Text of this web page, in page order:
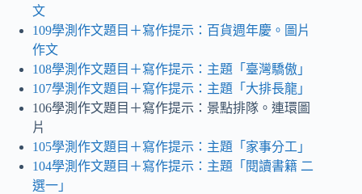
文
109學測作文題目＋寫作提示：百貨週年慶 。 圖片
作文
108學測作文題目＋寫作提示：主題「臺灣驕傲」
107學測作文題目＋寫作提示：主題「大排長龍」
106學測作文題目＋寫作提示：景點排隊。連環圖
片
105學測作文題目＋寫作提示：主題「家事分工」
104學測作文題目＋寫作提示：主題「閱讀書籍 二
選一」